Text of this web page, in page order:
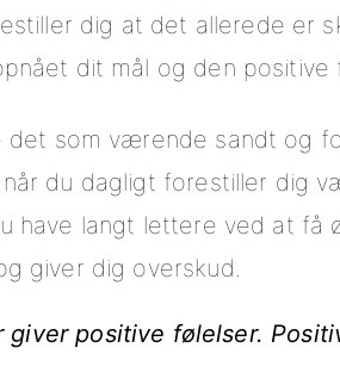
dig at det allerede er
dit mål og den positive
det som værende sandt og
når du dagligt forestiller dig
have langt lettere ved at få
giver dig overskud.
giver positive følelser.